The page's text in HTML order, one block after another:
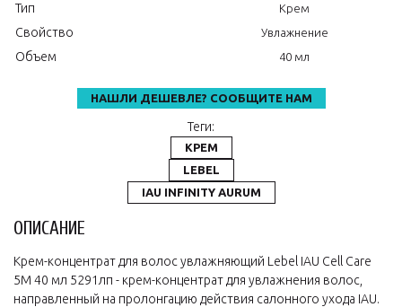
Тип Крем
Свойство Увлажнение
Объем 40 мл
НАШЛИ ДЕШЕВЛЕ? СООБЩИТЕ НАМ
Теги:
КРЕМ
LEBEL
IAU INFINITY AURUM
ОПИСАНИЕ
Крем-концентрат для волос увлажняющий Lebel IAU Cell Care
5M 40 мл 5291лп - крем-концентрат для увлажнения волос,
направленный на пролонгацию действия салонного ухода IAU.